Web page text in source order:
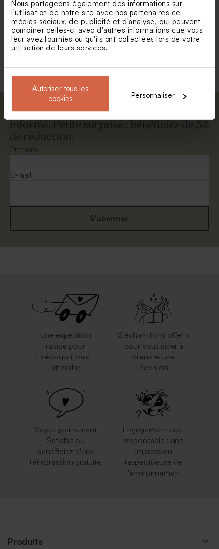
Nous partageons également des informations sur
l'utilisation de notre site avec nos partenaires de
médias sociaux, de publicité et d'analyse, qui peuvent
combiner celles-ci avec d'autres informations que vous
leur avez fournies ou qu'ils ont collectées lors de votre
utilisation de leurs services.
Autoriser tous les
cookies
Personnaliser
Copeaux de savon rose pour Contenant dragées original
Abonnez-vous à la newsletter et restez
informé. Petite surprise : bénéficiez de 5%
de réduction.
Prénom
E-mail
S'abonner
Une expédition
rapide pour
découvrir sans
attendre
2 échantillons offerts
pour vous aider à
prendre une
décision
Soyez pleinement
Satisfait ou
bénéficiez d'une
réimpression gratuite
Engagement éco-
responsable : une
impression
respectueuse de
l'environnement
Produits